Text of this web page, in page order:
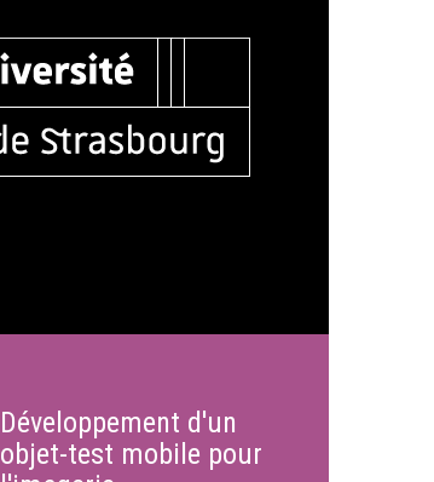
Développement d'un
objet-test mobile pour